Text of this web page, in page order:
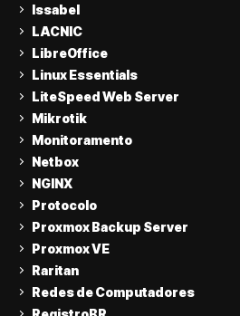
Issabel
LACNIC
LibreOffice
Linux Essentials
LiteSpeed Web Server
Mikrotik
Monitoramento
Netbox
NGINX
Protocolo
Proxmox Backup Server
Proxmox VE
Raritan
Redes de Computadores